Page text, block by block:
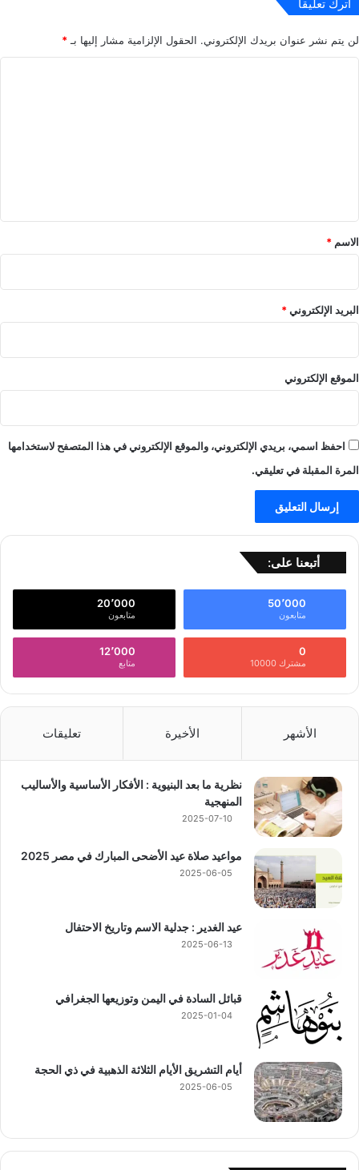
اترك تعليقاً
لن يتم نشر عنوان بريدك الإلكتروني. الحقول الإلزامية مشار إليها بـ*
*
الاسم *
البريد الإلكتروني*
الموقع الإلكتروني
احفظ اسمي، بريدي الإلكتروني، والموقع الإلكتروني في هذا المتصفح لاستخدامها
المرة المقبلة في تعليقي.
أتبعنا على:
50٬000
متابعون
20٬000
متابعون
0
مشترك 10000
12٬000
متابع
الأشهر الأخيرة تعليقات
نظرية ما بعد البنيوية : الأفكار الأساسية والأساليب
المنهجية
2025-07-10
مواعيد صلاة عيد الأضحى المبارك في مصر 2025
2025-06-05
عيد الغدير : جدلية الاسم وتاريخ الاحتفال
2025-06-13
قبائل السادة في اليمن وتوزيعها الجغرافي
2025-01-04
أيام التشريق الأيام الثلاثة الذهبية في ذي الحجة
2025-06-05